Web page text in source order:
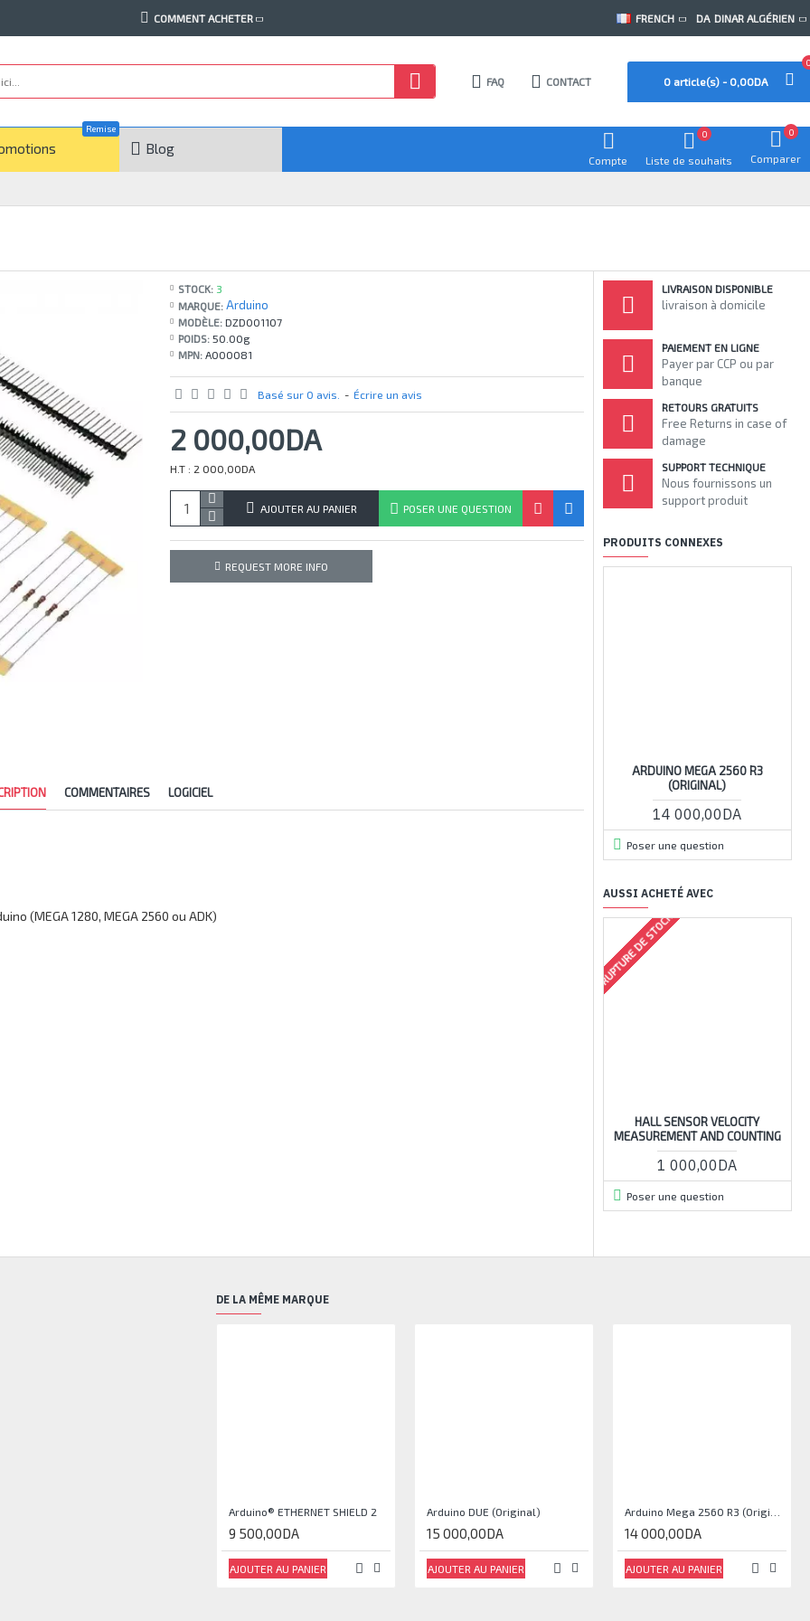
COMMENT ACHETER FRENCH DA DINAR ALGÉRIEN
FAQ CONTACT 0 article(s) - 0,00DA
Remise
Blog
Compte Liste de souhaits
0
Comparer
0
STOCK: 3
MARQUE: Arduino
MODÈLE: DZD001107
POIDS: 50.00g
MPN: A000081
Basé sur 0 avis. - Écrire un avis
2 000,00DA
H.T : 2 000,00DA
AJOUTER AU PANIER POSER UNE QUESTION
REQUEST MORE INFO
COMMENTAIRES LOGICIEL
(MEGA 1280, MEGA 2560 ou ADK)
LIVRAISON DISPONIBLE
livraison à domicile
PAIEMENT EN LIGNE
Payer par CCP ou par
banque
RETOURS GRATUITS
Free Returns in case of
damage
SUPPORT TECHNIQUE
Nous fournissons un
support produit
PRODUITS CONNEXES
ARDUINO MEGA 2560 R3
(ORIGINAL)
14 000,00DA
Poser une question
AUSSI ACHETÉ AVEC
RUPTURE DE STOCK
HALL SENSOR VELOCITY
MEASUREMENT AND COUNTING
1 000,00DA
Poser une question
DE LA MÊME MARQUE
Arduino® ETHERNET SHIELD 2
9 500,00DA
AJOUTER AU PANIER
Arduino DUE (Original)
15 000,00DA
AJOUTER AU PANIER
14 000,00DA
AJOUTER AU PANIER